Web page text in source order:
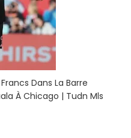
Dans La Barre
À Chicago | Tudn Mls